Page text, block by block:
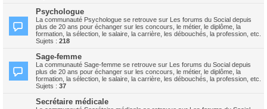
Psychologue
La communauté Psychologue se retrouve sur Les forums du Social depuis
plus de 20 ans pour échanger sur les concours, le métier, le diplôme, la
formation, la sélection, le salaire, la carrière, les débouchés, la profession, etc.
Sujets : 218
Sage-femme
La communauté Sage-femme se retrouve sur Les forums du Social depuis
plus de 20 ans pour échanger sur les concours, le métier, le diplôme, la
formation, la sélection, le salaire, la carrière, les débouchés, la profession, etc.
Sujets : 37
Secrétaire médicale